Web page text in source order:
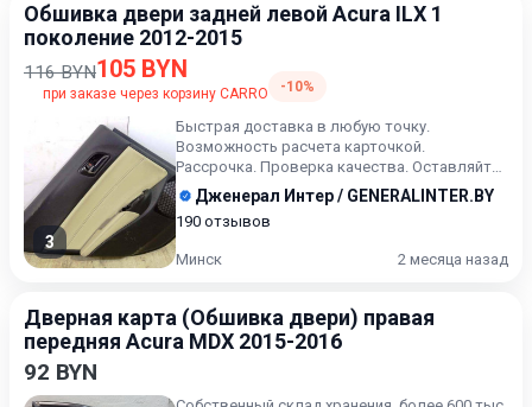
Обшивка двери задней левой Acura ILX 1
поколение 2012-2015
116 BYN105 BYN
при заказе через корзину CARRO -10%
3
Быстрая доставка в любую точку.
Возможность расчета карточкой.
Рассрочка. Проверка качества. Оставляйте
сообщения ( или выбранный артикул) в...
Дженерал Интер / GENERALINTER.BY
190 отзывов
Минск 2 месяца назад
Дверная карта (Обшивка двери) правая
передняя Acura MDX 2015-2016
92 BYN